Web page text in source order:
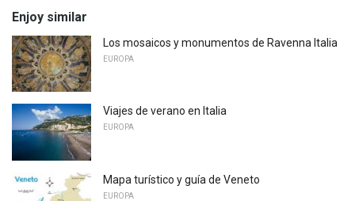
Enjoy similar
Los mosaicos y monumentos de Ravenna Italia
EUROPA
Viajes de verano en Italia
EUROPA
Mapa turístico y guía de Veneto
EUROPA